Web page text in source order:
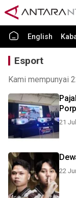
English
Esport
Kami mempunyai
21
22